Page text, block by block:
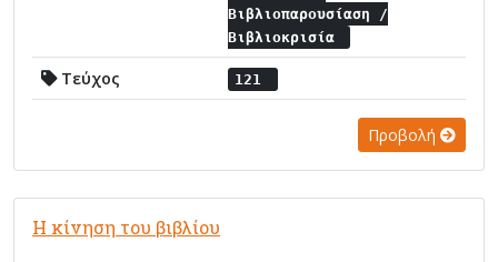
Βιβλιοπαρουσίαση /
Βιβλιοκρισία
Τεύχος 121
Προβολή
Η κίνηση του βιβλίου